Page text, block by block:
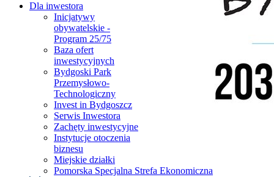
Dla inwestora
Inicjatywy
obywatelskie -
Program 25/75
Baza ofert
inwestycyjnych
Bydgoski Park
Przemysłowo-
Technologiczny
Invest in Bydgoszcz
Serwis Inwestora
Zachęty inwestycyjne
Instytucje otoczenia
biznesu
Miejskie działki
Pomorska Specjalna Strefa Ekonomiczna